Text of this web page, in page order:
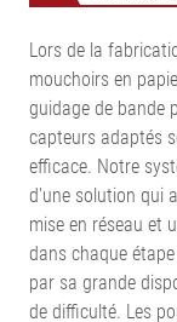
Lors de la
mouchoirs en
guidage de bande
capteurs adaptés
efficace. Notre
d'une solution qui
mise en réseau et
dans chaque
par sa grande
de difficulté. Les